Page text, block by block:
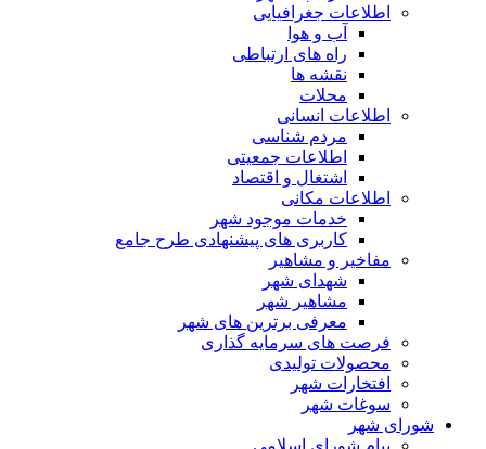
اطلاعات جغرافیایی
آب و هوا
راه های ارتباطی
نقشه ها
محلات
اطلاعات انسانی
مردم شناسی
اطلاعات جمعیتی
اشتغال و اقتصاد
اطلاعات مکانی
خدمات موجود شهر
کاربری های پیشنهادی طرح جامع
مفاخیر و مشاهیر
شهدای شهر
مشاهیر شهر
معرفی برترین های شهر
فرصت های سرمایه گذاری
محصولات تولیدی
افتخارات شهر
سوغات شهر
شورای شهر